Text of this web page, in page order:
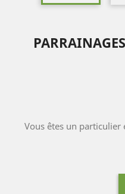
Vous êtes un particulier